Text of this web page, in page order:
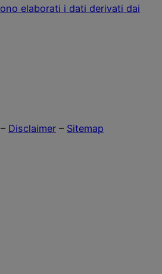
elaborati i dati derivati dai
Disclaimer – Sitemap